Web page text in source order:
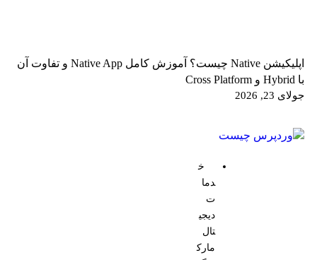
خ
دما
ت
دیجی
تال
مارک
اپلیکیشن Native چیست؟ آموزش کامل Native App و تفاوت آن
با Hybrid و Cross Platform
جولای 23, 2026